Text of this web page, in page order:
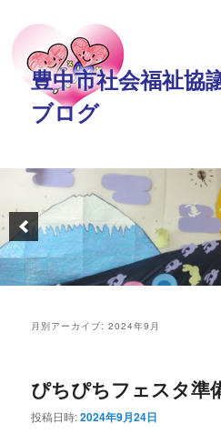
豊中市社会福祉協
ブログ
月別アーカイブ:2024年9月
ぴちぴちフェスタ準
投稿日時:2024年9月24日